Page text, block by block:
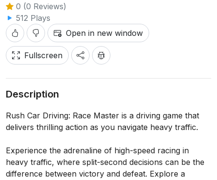
0 (0 Reviews)
512 Plays
Open in new window
Fullscreen
Description
Rush Car Driving: Race Master is a driving game that
delivers thrilling action as you navigate heavy traffic.
Experience the adrenaline of high-speed racing in
heavy traffic, where split-second decisions can be the
difference between victory and defeat. Explore a